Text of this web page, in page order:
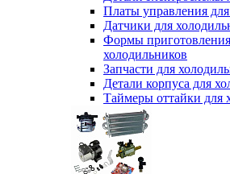
Платы управления
Датчики для
Формы приготовления
холодильников
Запчасти для
Детали корпуса для
Таймеры оттайки для